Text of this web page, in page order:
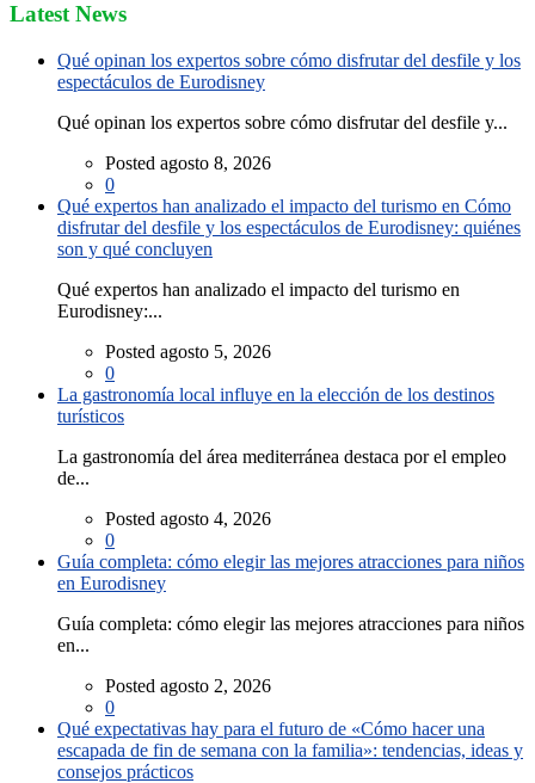
Latest News
Qué opinan los expertos sobre cómo disfrutar del desfile y los
espectáculos de Eurodisney
Qué opinan los expertos sobre cómo disfrutar del desfile y...
Posted agosto 8, 2026
0
Qué expertos han analizado el impacto del turismo en Cómo
disfrutar del desfile y los espectáculos de Eurodisney: quiénes
son y qué concluyen
Qué expertos han analizado el impacto del turismo en
Eurodisney:...
Posted agosto 5, 2026
0
La gastronomía local influye en la elección de los destinos
turísticos
La gastronomía del área mediterránea destaca por el empleo
de...
Posted agosto 4, 2026
0
Guía completa: cómo elegir las mejores atracciones para niños
en Eurodisney
Guía completa: cómo elegir las mejores atracciones para niños
en...
Posted agosto 2, 2026
0
Qué expectativas hay para el futuro de «Cómo hacer una
escapada de fin de semana con la familia»: tendencias, ideas y
consejos prácticos